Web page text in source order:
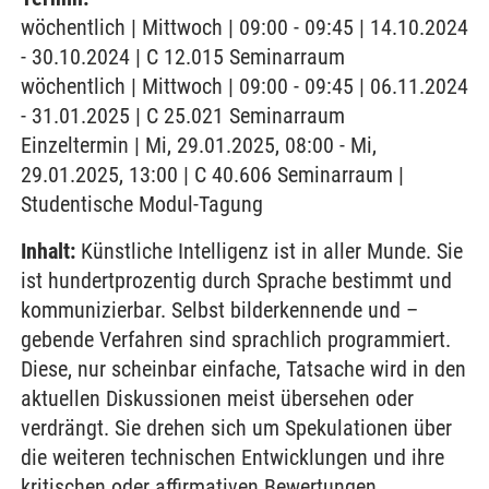
wöchentlich | Mittwoch | 09:00 - 09:45 | 14.10.2024
- 30.10.2024 | C 12.015 Seminarraum
wöchentlich | Mittwoch | 09:00 - 09:45 | 06.11.2024
- 31.01.2025 | C 25.021 Seminarraum
Einzeltermin | Mi, 29.01.2025, 08:00 - Mi,
29.01.2025, 13:00 | C 40.606 Seminarraum |
Studentische Modul-Tagung
Inhalt: Künstliche Intelligenz ist in aller Munde. Sie
ist hundertprozentig durch Sprache bestimmt und
kommunizierbar. Selbst bilderkennende und –
gebende Verfahren sind sprachlich programmiert.
Diese, nur scheinbar einfache, Tatsache wird in den
aktuellen Diskussionen meist übersehen oder
verdrängt. Sie drehen sich um Spekulationen über
die weiteren technischen Entwicklungen und ihre